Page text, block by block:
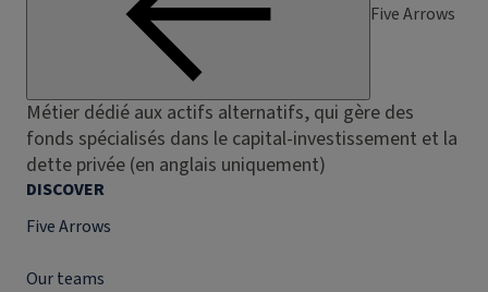
Five Arrows
Métier dédié aux actifs alternatifs, qui gère des
fonds spécialisés dans le capital-investissement et la
dette privée (en anglais uniquement)
DISCOVER
Five Arrows
Our teams